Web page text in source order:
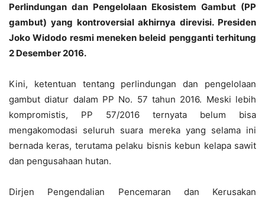
Perlindungan dan Pengelolaan Ekosistem Gambut (PP
gambut) yang kontroversial akhirnya direvisi. Presiden
Joko Widodo resmi meneken beleid pengganti terhitung
2 Desember 2016.
Kini, ketentuan tentang perlindungan dan pengelolaan
gambut diatur dalam PP No. 57 tahun 2016. Meski lebih
kompromistis, PP 57/2016 ternyata belum bisa
mengakomodasi seluruh suara mereka yang selama ini
bernada keras, terutama pelaku bisnis kebun kelapa sawit
dan pengusahaan hutan.
Dirjen Pengendalian Pencemaran dan Kerusakan